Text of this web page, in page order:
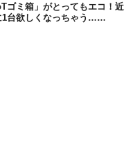
える露出したソーラーム
人工光源によるフル充電
ルギー面でもエコな仕
汎用性の高いウオッチと
ゴミ箱」がとってもエコ！近
1台欲しくなっちゃう……